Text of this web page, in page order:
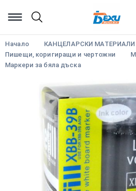
Начало
КАНЦЕЛАРСКИ МАТЕРИАЛИ
Пишещи, коригиращи и чертожни
Маркери за бяла дъска